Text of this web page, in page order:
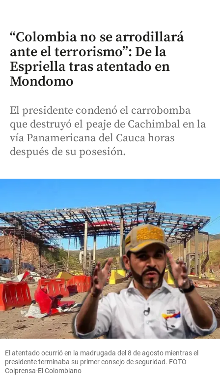
“Colombia no se arrodillará
ante el terrorismo”: De la
Espriella tras atentado en
Mondomo
El presidente condenó el carrobomba
que destruyó el peaje de Cachimbal en la
vía Panamericana del Cauca horas
después de su posesión.
El atentado ocurrió en la madrugada del 8 de agosto mientras el
presidente terminaba su primer consejo de seguridad. FOTO
Colprensa-El Colombiano